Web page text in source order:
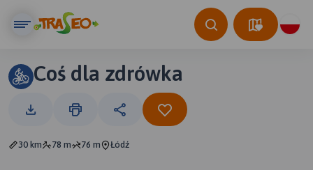
Coś dla zdrówka
30 km 78 m 76 m Łódź